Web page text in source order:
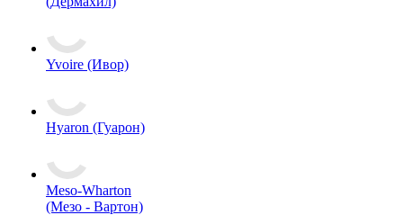
Yvoire (Ивор)
Hyaron (Гуарон)
Meso-Wharton
(Мезо - Вартон)